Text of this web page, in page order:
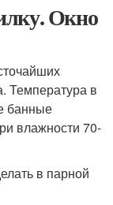
Окно
Температура в
банные
влажности 70-
в парной